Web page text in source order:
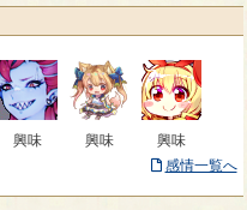
興味 興味
興味
感情一覧へ